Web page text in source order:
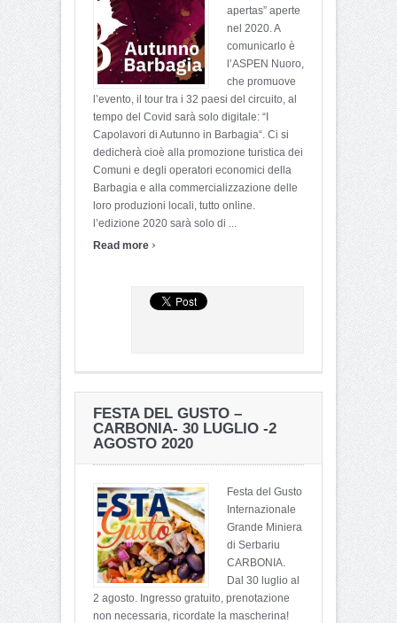
apertas” aperte
nel 2020. A
comunicarlo è
l’ASPEN Nuoro,
che promuove
l’evento, il tour tra i 32 paesi del circuito, al
tempo del Covid sarà solo digitale: “I
Capolavori di Autunno in Barbagia“. Ci si
dedicherà cioè alla promozione turistica dei
Comuni e degli operatori economici della
Barbagia e alla commercializzazione delle
loro produzioni locali, tutto online.
l’edizione 2020 sarà solo di ...
Read more ›
FESTA DEL GUSTO –
CARBONIA- 30 LUGLIO -2
AGOSTO 2020
Festa del Gusto
Internazionale
Grande Miniera
di Serbariu
CARBONIA.
Dal 30 luglio al
2 agosto. Ingresso gratuito, prenotazione
non necessaria, ricordate la mascherina!